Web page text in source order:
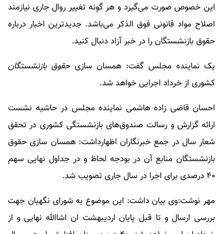
این خصوص صورت می‌گیرد و هر گونه تغییر روال جاری نیازمند
اصلاح مواد قانونی فوق الذکر می‌باشد. جدیدترین اخبار درباره
حقوق بازنشستگانرا در خبر آزاد دنبال کنید.
یک نماینده مجلس گفت: همسان سازیحقوق بازنشستگان
کشوری از خرداد اجرایی خواهد شد.
احسان قاضی زاده هاشمی نماینده مجلس در حاشیه نشست
ارائه گزارش و رسالت صندوق‌های بازنشستگی کشوری در تحقق
شعار سال در جمع خبرنگاران اظهارداشت: همسان سازی حقوق
بازنشستگان منابع آن در بودجه لحاظ و در جداول نهایی سهم
۴۰ درصدی برای اجرا در سال جاری تصویب شد.
مهر نوشت:وی بیان داشت: این موضوع به شورای نگهبان جهت
بررسی ارسال و تا قبل پایان اردیبهشت ان اشاالله نهایی و از